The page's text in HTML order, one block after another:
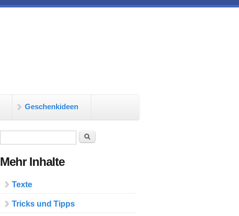
Geschenkideen
Suche
Mehr Inhalte
Texte
Tricks und Tipps